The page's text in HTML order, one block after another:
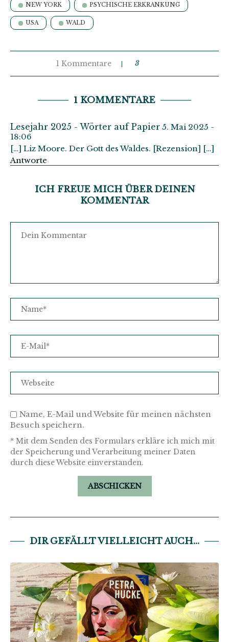
NEW YORK PSYCHISCHE ERKRANKUNG
USA WALD
1 Kommentare 3
1 KOMMENTARE
Lesejahr 2025 - Wörter auf Papier 5. Mai 2025 -
18:06
[…] Liz Moore. Der Gott des Waldes. [Rezension] […]
Antworte
ICH FREUE MICH ÜBER DEINEN
KOMMENTAR
Name, E-Mail und Website für meinen nächsten
Besuch speichern.
* Mit dem Senden des Formulars erkläre ich mich mit
der Speicherung und Verarbeitung meiner Daten
durch diese Website einverstanden.
DIR GEFÄLLT VIELLEICHT AUCH...